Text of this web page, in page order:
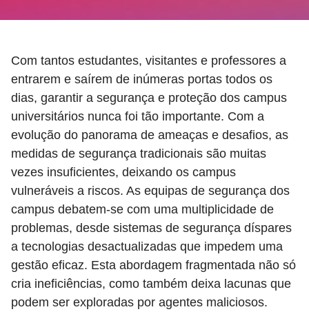
Com tantos estudantes, visitantes e professores a
entrarem e saírem de inúmeras portas todos os
dias, garantir a segurança e proteção dos campus
universitários nunca foi tão importante. Com a
evolução do panorama de ameaças e desafios, as
medidas de segurança tradicionais são muitas
vezes insuficientes, deixando os campus
vulneráveis a riscos. As equipas de segurança dos
campus debatem-se com uma multiplicidade de
problemas, desde sistemas de segurança díspares
a tecnologias desactualizadas que impedem uma
gestão eficaz. Esta abordagem fragmentada não só
cria ineficiências, como também deixa lacunas que
podem ser exploradas por agentes maliciosos.